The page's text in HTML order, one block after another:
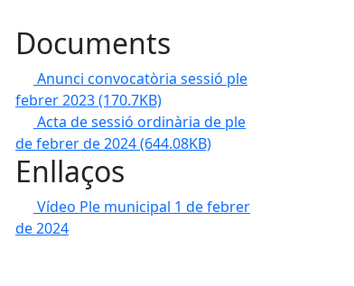
Documents
Anunci convocatòria sessió ple
febrer 2023(170.7KB)
Acta de sessió ordinària de ple
de febrer de 2024(644.08KB)
Enllaços
Vídeo Ple municipal 1 de febrer
de 2024